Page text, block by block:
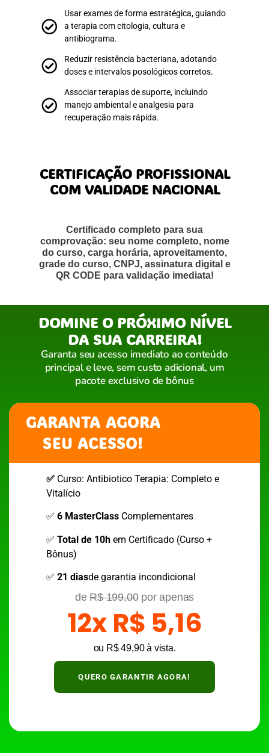
Usar exames de forma estratégica, guiando
a terapia com citologia, cultura e
antibiograma.
Reduzir resistência bacteriana, adotando
doses e intervalos posológicos corretos.
Associar terapias de suporte, incluindo
manejo ambiental e analgesia para
recuperação mais rápida.
CERTIFICAÇÃO PROFISSIONAL
COM VALIDADE NACIONAL
Certificado completo para sua
comprovação: seu nome completo, nome
do curso, carga horária, aproveitamento,
grade do curso, CNPJ, assinatura digital e
QR CODE para validação imediata!
DOMINE O PRÓXIMO NÍVEL
DA SUA CARREIRA!
Garanta seu acesso imediato ao conteúdo
principal e leve, sem custo adicional, um
pacote exclusivo de bônus
GARANTA AGORA
SEU ACESSO!
✅ Curso: Antibiotico Terapia: Completo e
Vitalício
✅ 6 MasterClass Complementares
✅ Total de 10h em Certificado (Curso +
Bônus)
✅ 21 diasde garantia incondicional
deR$199,00por apenas
12x R$ 5,16
ou R$ 49,90 à vista.
QUERO GARANTIR AGORA!